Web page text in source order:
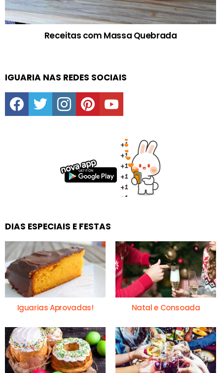
Receitas com Massa Quebrada
IGUARIA NAS REDES SOCIAIS
facebooktwitter instagrampinterestyoutube
DIAS ESPECIAIS E FESTAS
Iguarias Aprovadas! Natal e Consoada